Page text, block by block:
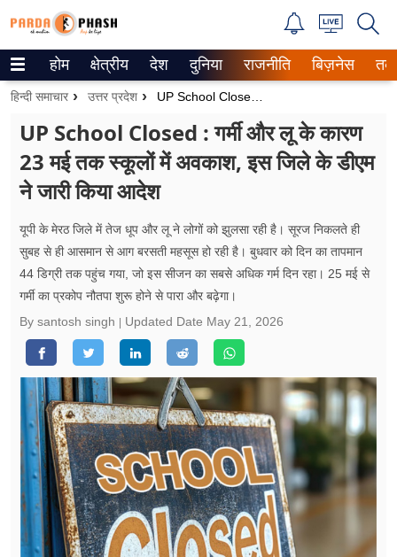
Trending on Google News
वेब स्टोरीज
उत्तर प्रदेश
गैलरी
वीडियो
रिलेशनशिप
जीवन मंत्रा
फूड
सेहत
ब्‍यूटी
जॉब्स
होम क्षेत्रीय देश दुनिया राजनीति बिज़नेस
हिन्दी समाचार उत्तर प्रदेश
UP School Closed : गर्मी और लू के कारण
23 मई तक स्कूलों में अवकाश, इस जिले के डीएम
ने जारी किया आदेश
यूपी के मेरठ जिले में तेज धूप और लू ने लोगों को झुलसा रही है। सूरज निकलते ही
सुबह से ही आसमान से आग बरसती महसूस हो रही है। बुधवार को दिन का तापमान
44 डिग्री तक पहुंच गया, जो इस सीजन का सबसे अधिक गर्म दिन रहा। 25 मई से
गर्मी का प्रकोप नौतपा शुरू होने से पारा और बढ़ेगा।
By santosh singh
Updated Date May 21, 2026